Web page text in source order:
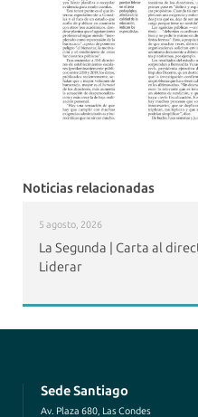
Noticias relacionadas
5 agosto, 2026
La Segunda | Carta al
Liderar
Sede Santiago
Av. Plaza 680, Las Condes